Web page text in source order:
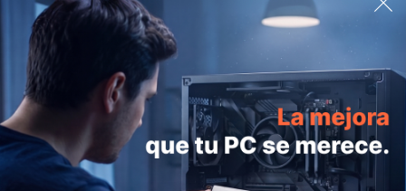
Creative 100W GaN Charger